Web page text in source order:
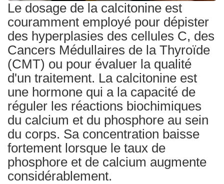
Le dosage de la calcitonine est
couramment employé pour dépister
des hyperplasies des cellules C, des
Cancers Médullaires de la Thyroïde
(CMT) ou pour évaluer la qualité
d'un traitement. La calcitonine est
une hormone qui a la capacité de
réguler les réactions biochimiques
du calcium et du phosphore au sein
du corps. Sa concentration baisse
fortement lorsque le taux de
phosphore et de calcium augmente
considérablement.